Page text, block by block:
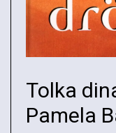
Tolka
Pamela